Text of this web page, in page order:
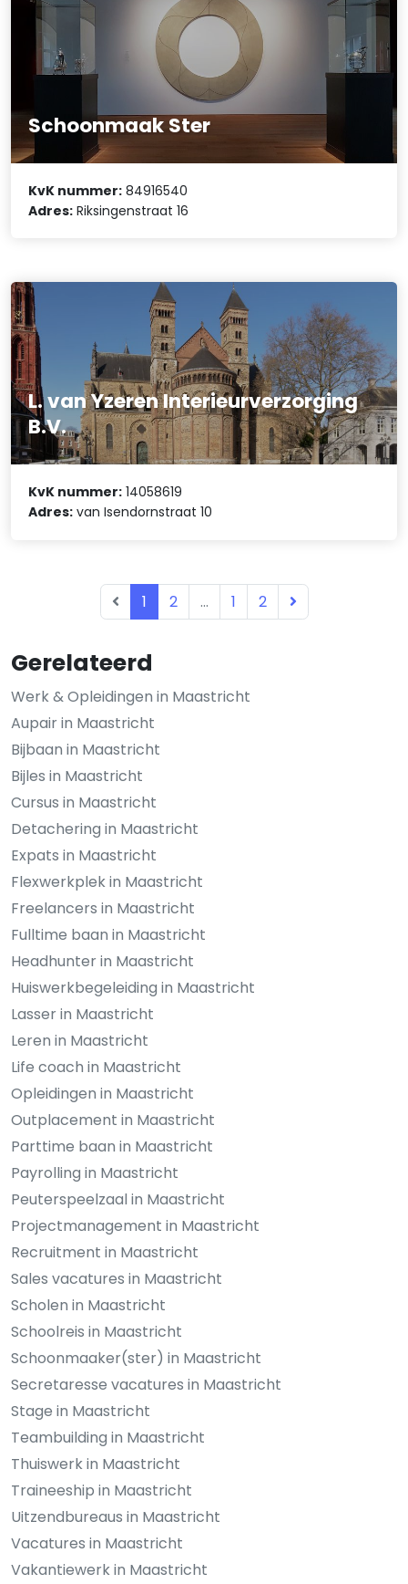
Gerelateerd
Werk & Opleidingen in Maastricht
Aupair in Maastricht
Bijbaan in Maastricht
Bijles in Maastricht
Cursus in Maastricht
Detachering in Maastricht
Expats in Maastricht
Flexwerkplek in Maastricht
Freelancers in Maastricht
Fulltime baan in Maastricht
Headhunter in Maastricht
Huiswerkbegeleiding in Maastricht
Lasser in Maastricht
Leren in Maastricht
Life coach in Maastricht
Opleidingen in Maastricht
Outplacement in Maastricht
Parttime baan in Maastricht
Payrolling in Maastricht
Peuterspeelzaal in Maastricht
Projectmanagement in Maastricht
Recruitment in Maastricht
Sales vacatures in Maastricht
Scholen in Maastricht
Schoolreis in Maastricht
Schoonmaaker(ster) in Maastricht
Secretaresse vacatures in Maastricht
Stage in Maastricht
Teambuilding in Maastricht
Thuiswerk in Maastricht
Traineeship in Maastricht
Uitzendbureaus in Maastricht
Vacatures in Maastricht
Vakantiewerk in Maastricht
Schoonmaak Ster
KvK nummer: 84916540
Adres: Riksingenstraat 16
L. van Yzeren Interieurverzorging
B.V.
KvK nummer: 14058619
Adres: van Isendornstraat 10
1 2 ... 1 2